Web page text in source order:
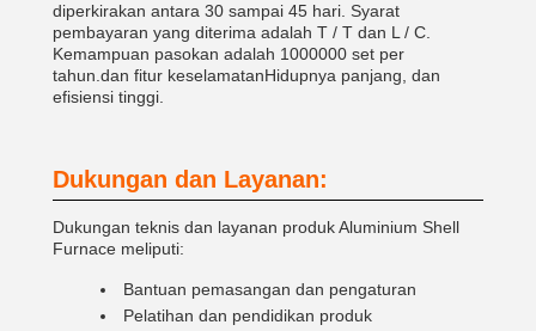
diperkirakan antara 30 sampai 45 hari. Syarat
pembayaran yang diterima adalah T / T dan L / C.
Kemampuan pasokan adalah 1000000 set per
tahun.dan fitur keselamatanHidupnya panjang, dan
efisiensi tinggi.
Dukungan dan Layanan:
Dukungan teknis dan layanan produk Aluminium Shell
Furnace meliputi:
Bantuan pemasangan dan pengaturan
Pelatihan dan pendidikan produk